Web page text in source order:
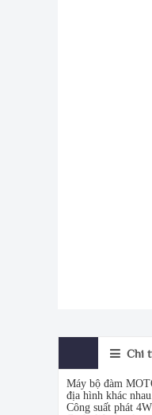
Chi
Máy bộ đàm
địa hình khác nhau.
Công suất phát